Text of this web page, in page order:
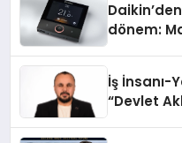
dönem:
İş İnsanı-
“Devlet